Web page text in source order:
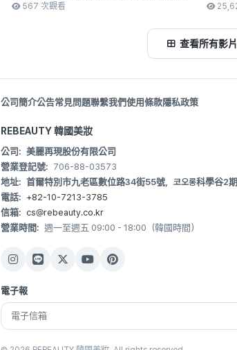
意！)
567 次觀看
辦？白
查看所有影片
公司簡介公告常見問題聯繫我們使用條款隱私政策
REBEAUTY 韓國美妝
公司: 美麗再現股份有限公司
營業登記號: 706-88-03573
地址: 首爾特別市九老區數位路34街55號，코오롱科學谷
電話: +82-10-7213-3785
信箱: cs@rebeauty.co.kr
營業時間: 週一至週五 09:00 - 18:00（韓國時間）
電子報